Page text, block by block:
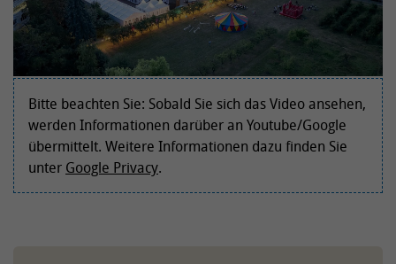
Bitte beachten Sie: Sobald Sie sich das Video ansehen,
werden Informationen darüber an Youtube/Google
übermittelt. Weitere Informationen dazu finden Sie
unter Google Privacy.